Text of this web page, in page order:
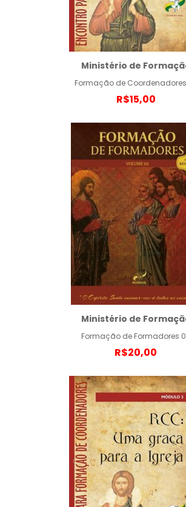
Ministério de
Formação de
R$15,00
Ministério de
Formação de Formadores
R$20,00